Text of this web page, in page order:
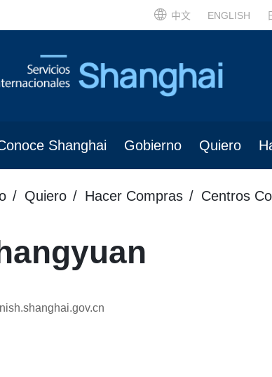
中文 ENGLISH
Shanghai Gobierno Quiero
Quiero Hacer Compras Centros